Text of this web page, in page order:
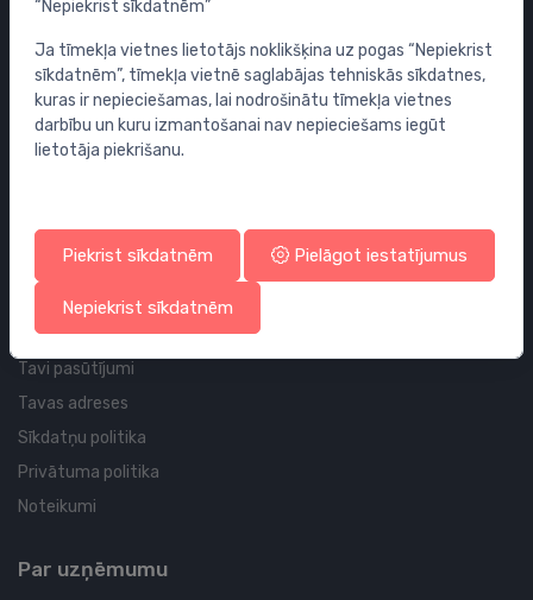
Dušas
Vannas istabas piederumi
Mēbeles
Rāmji un skalošanas sistēmas
Sifoni
Cauruļvadi un Veidgabali
Profila un piegādes informācija
Tavs konts
Tavi pasūtījumi
Tavas adreses
Sīkdatņu politika
Privātuma politika
Noteikumi
Par uzņēmumu
“Nepiekrist sīkdatnēm”
Ja tīmekļa vietnes lietotājs noklikšķina uz pogas “Nepiekrist
sīkdatnēm”, tīmekļa vietnē saglabājas tehniskās sīkdatnes,
kuras ir nepieciešamas, lai nodrošinātu tīmekļa vietnes
darbību un kuru izmantošanai nav nepieciešams iegūt
lietotāja piekrišanu.
Piekrist sīkdatnēm Pielāgot iestatījumus
Nepiekrist sīkdatnēm